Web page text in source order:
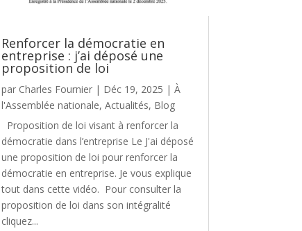
Renforcer la démocratie en
entreprise : j’ai déposé une
proposition de loi
par Charles Fournier| Déc 19, 2025 | À
l'Assemblée nationale, Actualités, Blog
Proposition de loi visant à renforcer la
démocratie dans l’entreprise Le J'ai déposé
une proposition de loi pour renforcer la
démocratie en entreprise. Je vous explique
tout dans cette vidéo. Pour consulter la
proposition de loi dans son intégralité
cliquez...